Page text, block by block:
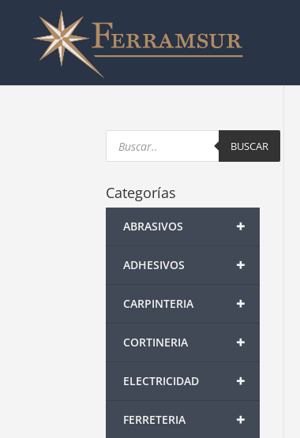
Products
search BUSCAR
Categorías
+
ABRASIVOS
+
ADHESIVOS
+
CARPINTERIA
+
CORTINERIA
+
ELECTRICIDAD
+
FERRETERIA